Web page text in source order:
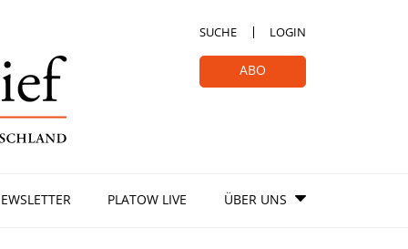
SUCHE LOGIN
ABO
PLATOW LIVE ÜBER UNS